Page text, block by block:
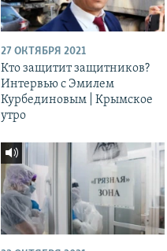
27 ОКТЯБРЯ 2021
Кто защитит защитников?
Интервью с Эмилем
Курбединовым | Крымское
утро